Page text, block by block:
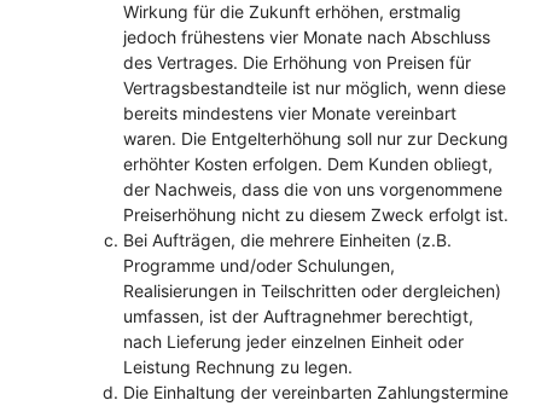
Wirkung für die Zukunft erhöhen, erstmalig
jedoch frühestens vier Monate nach Abschluss
des Vertrages. Die Erhöhung von Preisen für
Vertragsbestandteile ist nur möglich, wenn diese
bereits mindestens vier Monate vereinbart
waren. Die Entgelterhöhung soll nur zur Deckung
erhöhter Kosten erfolgen. Dem Kunden obliegt,
der Nachweis, dass die von uns vorgenommene
Preiserhöhung nicht zu diesem Zweck erfolgt ist.
Bei Aufträgen, die mehrere Einheiten (z.B.
Programme und/oder Schulungen,
Realisierungen in Teilschritten oder dergleichen)
umfassen, ist der Auftragnehmer berechtigt,
nach Lieferung jeder einzelnen Einheit oder
Leistung Rechnung zu legen.
Die Einhaltung der vereinbarten Zahlungstermine